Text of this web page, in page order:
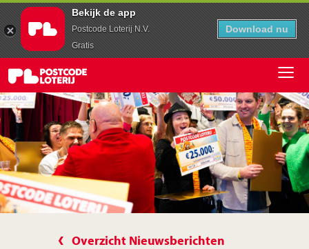
Bekijk de app
Postcode Loterij N.V.
Gratis
Download nu
Overzicht Nieuwsberichten